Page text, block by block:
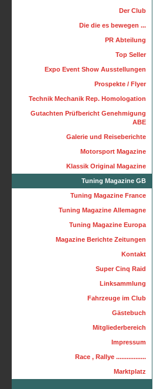
Der Club
Die die es bewegen ...
PR Abteilung
Top Seller
Expo Event Show Ausstellungen
Prospekte / Flyer
Technik Mechanik Rep. Homologation
Gutachten Prüfbericht Genehmigung
ABE
Galerie und Reiseberichte
Motorsport Magazine
Klassik Original Magazine
Tuning Magazine GB
Tuning Magazine France
Tuning Magazine Allemagne
Tuning Magazine Europa
Magazine Berichte Zeitungen
Kontakt
Super Cinq Raid
Linksammlung
Fahrzeuge im Club
Gästebuch
Mitgliederbereich
Impressum
Race , Rallye .................
Marktplatz